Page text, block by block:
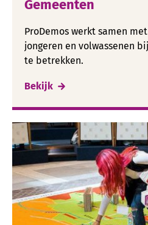
Gemeenten
ProDemos werkt samen
jongeren en volwassenen
te betrekken.
Bekijk